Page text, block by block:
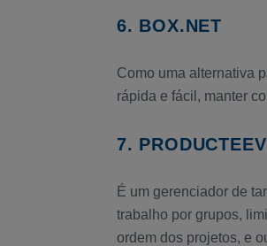
6. BOX.NET
Como uma alternativa
rápida e fácil, manter
7. PRODUCTEEV
É um gerenciador de
trabalho por grupos,
ordem dos projetos, e